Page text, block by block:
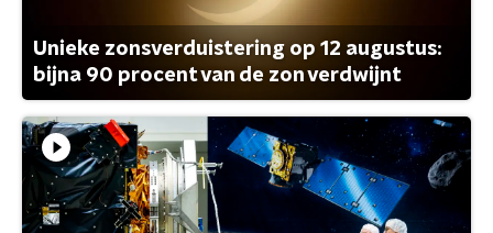
Unieke zonsverduistering op 12 augustus:
bijna 90 procent van de zon verdwijnt